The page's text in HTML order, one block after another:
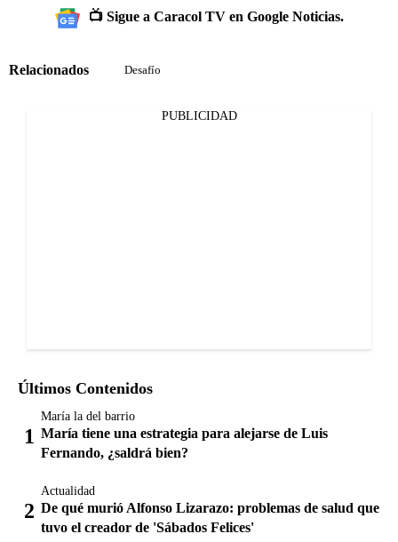
📺 Sigue a Caracol TV en Google Noticias.
Relacionados Desafío
PUBLICIDAD
Últimos Contenidos
María la del barrio
María tiene una estrategia para alejarse de Luis
Fernando, ¿saldrá bien?
Actualidad
De qué murió Alfonso Lizarazo: problemas de salud que
tuvo el creador de 'Sábados Felices'